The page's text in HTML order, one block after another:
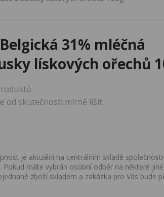
31% mléčná
lískových ořechů
od skutečnosti mírně lišit.
je aktuální na centrálním skladě společnosti
Pokud máte vybrán osobní odběr na některé
zboží skladem a zakázka pro Vás bude